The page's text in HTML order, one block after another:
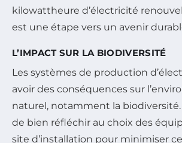
kilowattheure d’électricité
est une étape vers un avenir
L’IMPACT SUR LA BIODIVERSITÉ
Les systèmes de production
avoir des conséquences sur
naturel, notamment la
de bien réfléchir au choix des
site d’installation pour minimiser